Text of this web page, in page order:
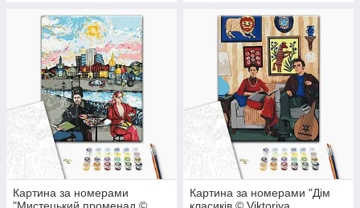
Картина за номерами
Картина за номерами "Дім